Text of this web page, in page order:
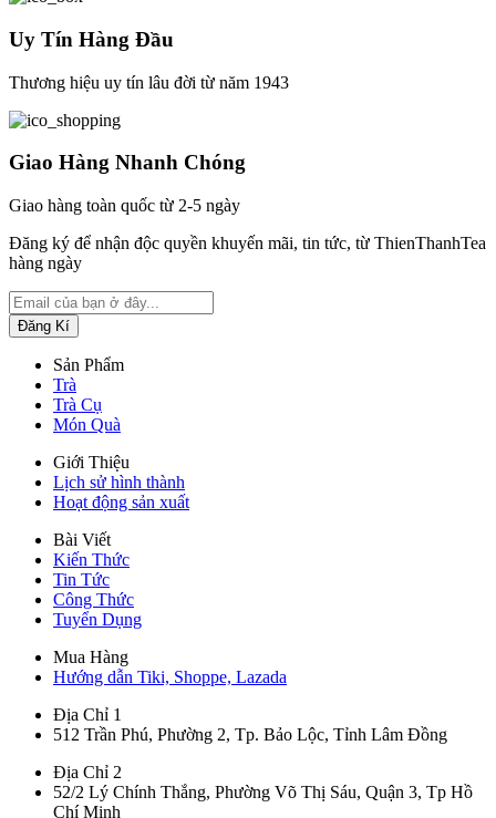
Uy Tín Hàng Đầu
Thương hiệu uy tín lâu đời từ năm 1943
Giao Hàng Nhanh Chóng
Giao hàng toàn quốc từ 2-5 ngày
Đăng ký để nhận độc quyền khuyến mãi, tin tức, từ ThienThanhTea
hàng ngày
Sản Phẩm
Trà
Trà Cụ
Món Quà
Giới Thiệu
Lịch sử hình thành
Hoạt động sản xuất
Bài Viết
Kiến Thức
Tin Tức
Công Thức
Tuyển Dụng
Mua Hàng
Hướng dẫn Tiki, Shoppe, Lazada
Địa Chỉ 1
512 Trần Phú, Phường 2, Tp. Bảo Lộc, Tỉnh Lâm Đồng
Địa Chỉ 2
52/2 Lý Chính Thắng, Phường Võ Thị Sáu, Quận 3, Tp Hồ
Chí Minh